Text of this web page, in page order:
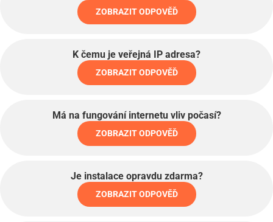
ZOBRAZIT ODPOVĚĎ
K čemu je veřejná IP adresa?
ZOBRAZIT ODPOVĚĎ
Má na fungování internetu vliv počasí?
ZOBRAZIT ODPOVĚĎ
Je instalace opravdu zdarma?
ZOBRAZIT ODPOVĚĎ